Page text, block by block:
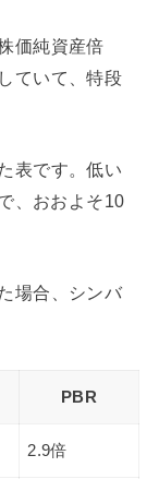
価純資産倍
ていて、特段
表です。低い
、おおよそ10
場合、シンバ
PBR
2.9倍